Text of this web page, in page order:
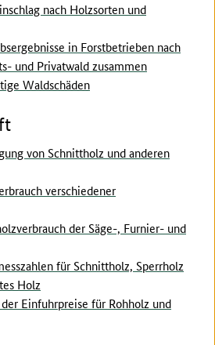
nach Holzsorten und
in Forstbetrieben nach
und Privatwald zusammen
Waldschäden
von Schnittholz und anderen
verschiedener
der Säge-, Furnier- und
für Schnittholz, Sperrholz
Holz
Einfuhrpreise für Rohholz und